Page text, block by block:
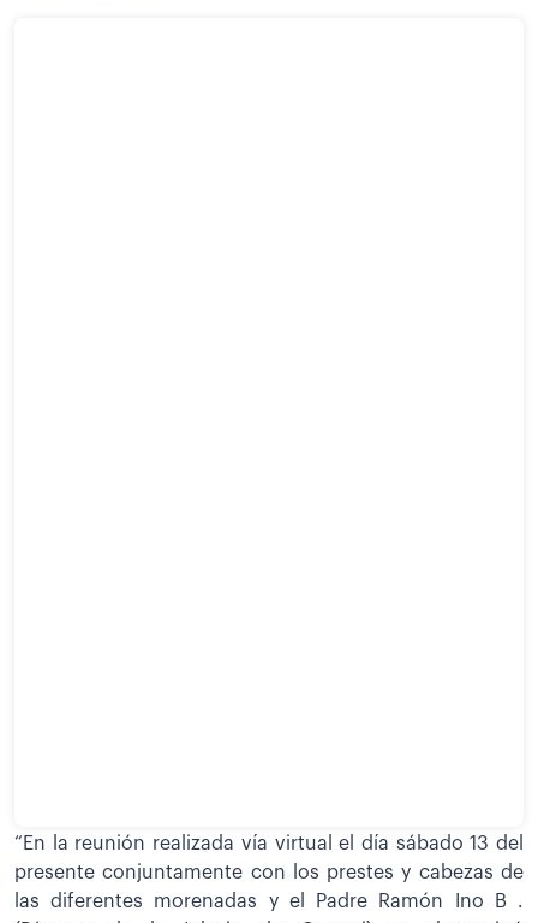
“En la reunión realizada vía virtual el día sábado 13 del
presente conjuntamente con los prestes y cabezas de
las diferentes morenadas y el Padre Ramón Ino B .